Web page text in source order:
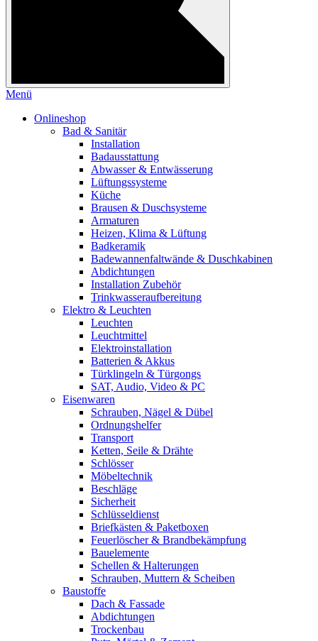
Menü
Onlineshop
Bad & Sanitär
Installation
Badausstattung
Abwasser & Entwässerung
Lüftungssysteme
Küche
Brausen & Duschsysteme
Armaturen
Heizen, Klima & Lüftung
Badkeramik
Badewannenfaltwände & Duschkabinen
Abdichtungen
Installation Zubehör
Trinkwasseraufbereitung
Elektro & Leuchten
Leuchten
Leuchtmittel
Elektroinstallation
Batterien & Akkus
Türklingeln & Türgongs
SAT, Audio, Video & PC
Eisenwaren
Schrauben, Nägel & Dübel
Ordnungshelfer
Transport
Ketten, Seile & Drähte
Schlösser
Möbeltechnik
Beschläge
Sicherheit
Schlüsseldienst
Briefkästen & Paketboxen
Feuerlöscher & Brandbekämpfung
Bauelemente
Schellen & Halterungen
Schrauben, Muttern & Scheiben
Baustoffe
Dach & Fassade
Abdichtungen
Trockenbau